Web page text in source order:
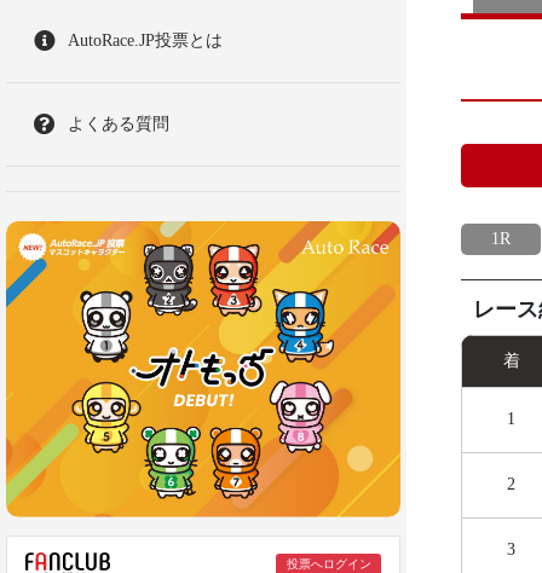
AutoRace.JP投票とは
よくある質問
投票へログイン
1R
レー
着
1
2
3